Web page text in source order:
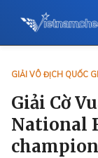
GIẢI VÔ ĐỊCH QUỐC
Giải Cờ
National